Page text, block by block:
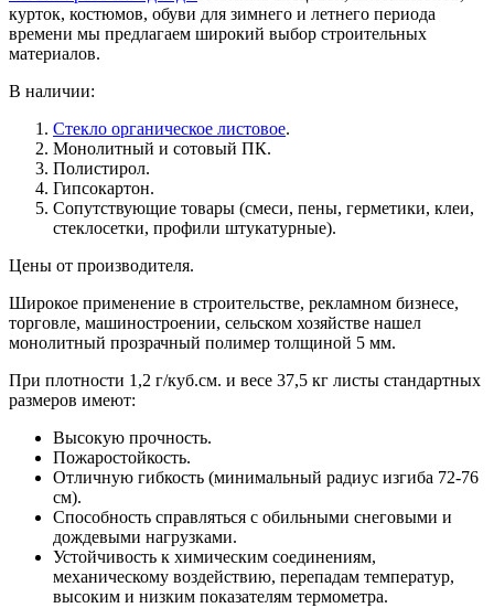
курток, костюмов, обуви для зимнего и летнего периода
времени мы предлагаем широкий выбор строительных
материалов.
В наличии:
Стекло органическое листовое.
Монолитный и сотовый ПК.
Полистирол.
Гипсокартон.
Сопутствующие товары (смеси, пены, герметики, клеи,
стеклосетки, профили штукатурные).
Цены от производителя.
Широкое применение в строительстве, рекламном бизнесе,
торговле, машиностроении, сельском хозяйстве нашел
монолитный прозрачный полимер толщиной 5 мм.
При плотности 1,2 г/куб.см. и весе 37,5 кг листы стандартных
размеров имеют:
Высокую прочность.
Пожаростойкость.
Отличную гибкость (минимальный радиус изгиба 72-76
см).
Способность справляться с обильными снеговыми и
дождевыми нагрузками.
Устойчивость к химическим соединениям,
механическому воздействию, перепадам температур,
высоким и низким показателям термометра.